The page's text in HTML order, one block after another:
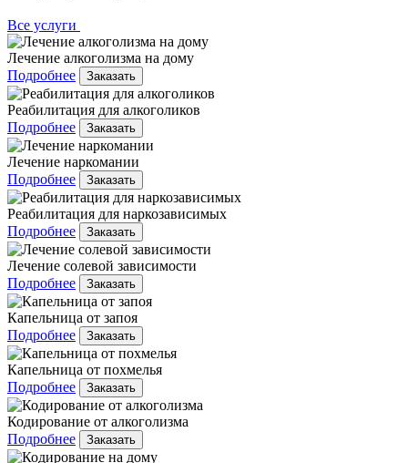
Все услуги
Лечение алкоголизма на дому
Подробнее
Заказать
Реабилитация для алкоголиков
Подробнее
Заказать
Лечение наркомании
Подробнее
Заказать
Реабилитация для наркозависимых
Подробнее
Заказать
Лечение солевой зависимости
Подробнее
Заказать
Капельница от запоя
Подробнее
Заказать
Капельница от похмелья
Подробнее
Заказать
Кодирование от алкоголизма
Подробнее
Заказать